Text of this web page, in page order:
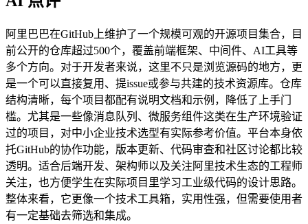
阿里巴巴在GitHub上维护了一个规模可观的开源项目集合，目
前公开的仓库超过500个，覆盖前端框架、中间件、AI工具等
多个方向。对于开发者来说，这里不只是浏览源码的地方，更
是一个可以直接复用、提issue或参与共建的技术资源库。仓库
结构清晰，每个项目都配有说明文档和示例，降低了上手门
槛。尤其是一些像消息队列、微服务组件这类在生产环境验证
过的项目，对中小企业技术选型有实际参考价值。平台本身依
托GitHub的协作功能，版本更新、代码审查和社区讨论都比较
透明。适合后端开发、架构师以及关注阿里技术生态的工程师
关注，也方便学生在实际项目里学习工业级代码的设计思路。
整体来看，它更像一个技术工具箱，实用性强，但需要使用者
有一定基础去筛选和集成。